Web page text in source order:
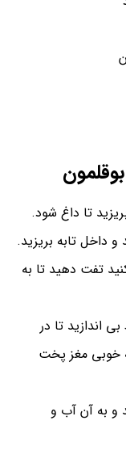
تفت دهید تا به
اندازید تا در
خوبی مغز پخت
و به آن آب و